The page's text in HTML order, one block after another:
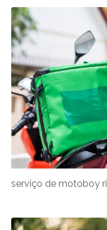
serviço de motoboy